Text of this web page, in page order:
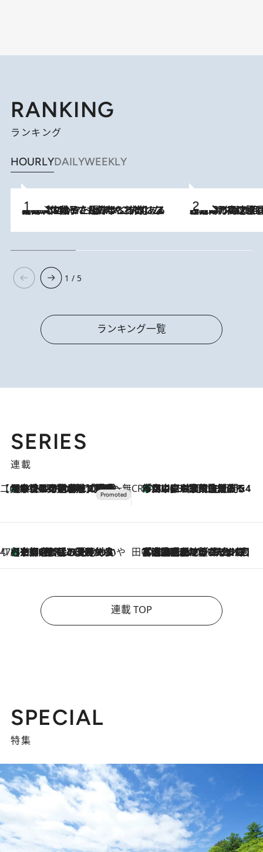
RANKING
ランキング
HOURLYDAILYWEEKLY
2026.8.5
【阿川佐和子さんの年とる力】なぜ70代で始めた趣味は“こんなに楽しい”のか？ ピアノ、俳句…スランプに陥っても続けられる“ある秘訣”とは 2026.8.7
「湘南乃風に憧れて」観客大盛上がりの“タオル回し”に、ラッパー顔負けの高速歌唱まで…さだまさし（74）のアグレッシブすぎる現在地
1 / 5
ランキング一覧
SERIES
連載
【CREA×星野リゾート】唯一無二。癒しと発見が待つ場所へ
2026.8.7
【トンボの足水浴】ヒノキの香りに包まれて涼感マックス！約13℃の湧水かけ流しを避暑地「星野温泉 トンボの湯」で体験 CREA'S CHOICE
2026.8.7
「立川にも歌舞伎があるんだよ」 片岡仁左衛門・市川中車ら豪華座組みで4年目の立川立飛歌舞伎へ
47都道府県の手みやげ ひんやりスイーツで夏を満喫
2026.8.7
【京都府】この夏絶対食べたい 冷やしておいしいおやつ3選 ひと口目から心を掴む新緑のテリーヌ 田中稲の勝手に再ブーム
2026.8.7
「湘南乃風に憧れて」観客大盛上がりの“タオル回し”に、ラッパー顔負けの高速歌唱まで…さだまさし（74）のアグレッシブすぎる現在地
連載 TOP
SPECIAL
特集